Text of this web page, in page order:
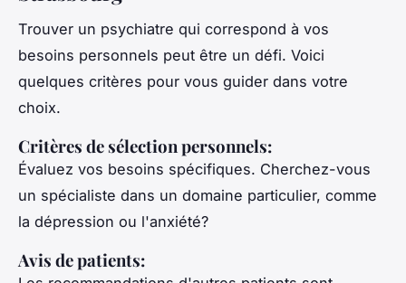
Trouver un psychiatre qui correspond à vos
besoins personnels peut être un défi. Voici
quelques critères pour vous guider dans votre
choix.
Critères de sélection personnels:
Évaluez vos besoins spécifiques. Cherchez-vous
un spécialiste dans un domaine particulier, comme
la dépression ou l'anxiété?
Avis de patients: